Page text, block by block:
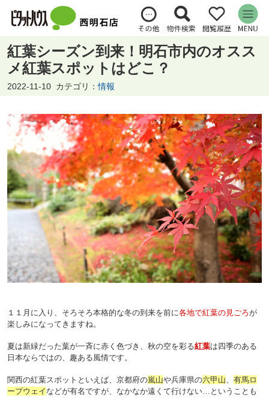
紅葉シーズン到来！明石市内のオスス
メ紅葉スポットはどこ？
2022-11-10 カテゴリ：情報
１１月に入り、そろそろ本格的な冬の到来を前に各地で紅葉の見ごろが
楽しみになってきますね。
夏は新緑だった葉が一斉に赤く色づき、秋の空を彩る紅葉は四季のある
日本ならではの、趣ある風情です。
関西の紅葉スポットといえば、京都府の嵐山や兵庫県の六甲山、 有馬ロ
ープウェイ などが有名ですが、なかなか遠くて行けない…ということも